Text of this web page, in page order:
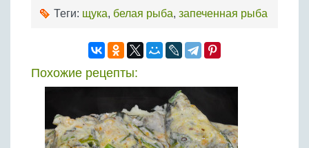
Теги: щука, белая рыба, запеченная рыба
Похожие рецепты: